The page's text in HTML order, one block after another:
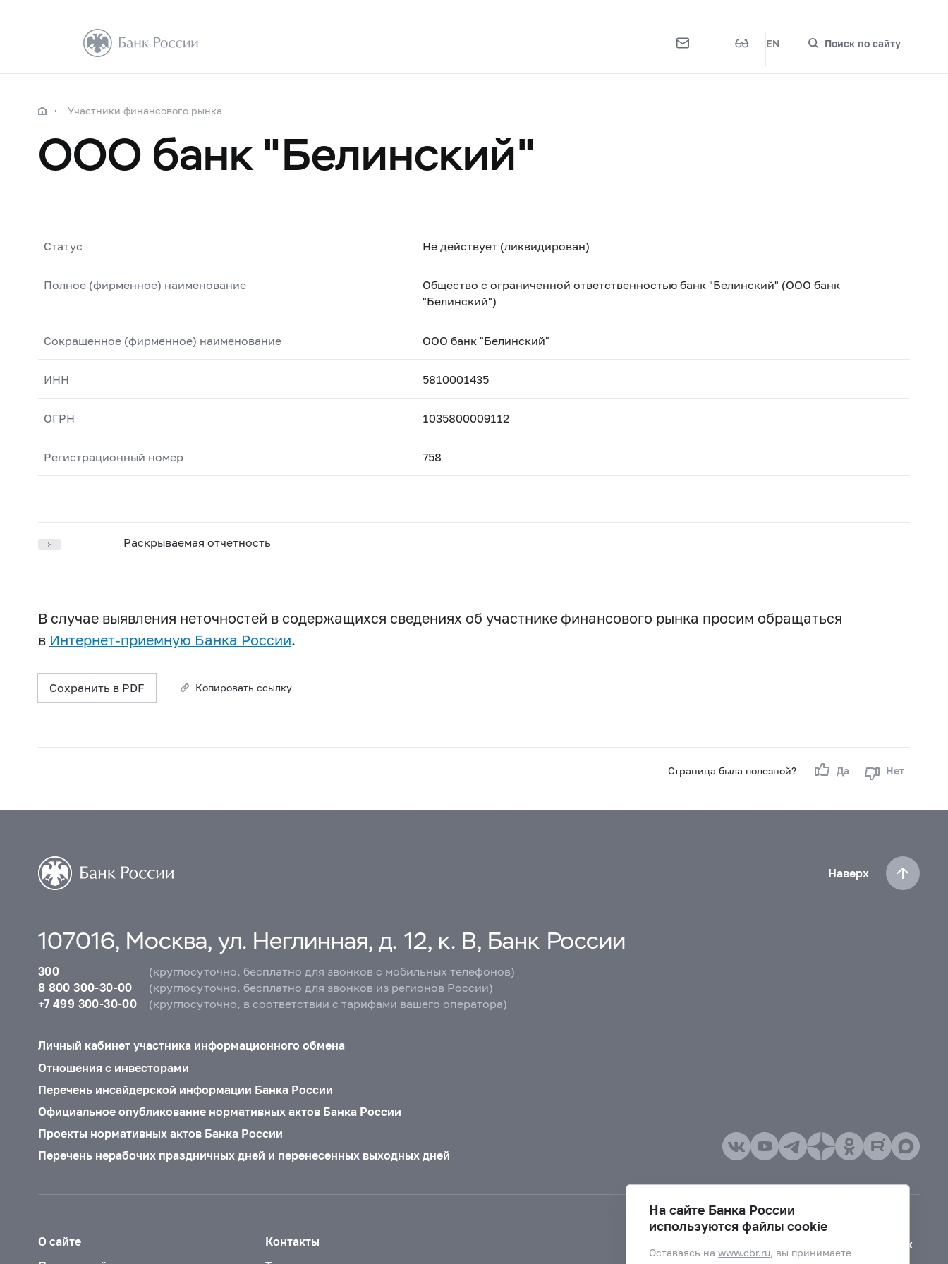
EN Поиск по сайту
Участники финансового рынка
ООО банк "Белинский"
Статус Не действует (ликвидирован)
Полное (фирменное) наименование
Общество с ограниченной ответственностью банк "Белинский" (ООО банк
"Белинский")
Сокращенное (фирменное) наименование ООО банк "Белинский"
ИНН 5810001435
ОГРН 1035800009112
Регистрационный номер 758
Раскрываемая отчетность
В случае выявления неточностей в содержащихся сведениях об участнике финансового рынка просим обращаться
в Интернет-приемную Банка России.
Сохранить в PDF Копировать ссылку
Страница была полезной? Да Нет
Наверх
107016, Москва, ул. Неглинная, д. 12, к. В, Банк России
300
(круглосуточно, бесплатно для звонков с мобильных телефонов)
8 800 300-30-00
(круглосуточно, бесплатно для звонков из регионов России)
+7 499 300-30-00
(круглосуточно, в соответствии с тарифами вашего оператора)
Личный кабинет участника информационного обмена
Отношения с инвесторами
Перечень инсайдерской информации Банка России
Официальное опубликование нормативных актов Банка России
Проекты нормативных актов Банка России
Перечень нерабочих праздничных дней и перенесенных выходных дней
О сайте
Контакты
Версия для слабовидящих
На сайте Банка России
используются файлы cookie
Оставаясь наwww.cbr.ru, вы принимаете